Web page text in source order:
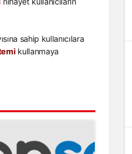
sahip kullanıcılara
kullanmaya